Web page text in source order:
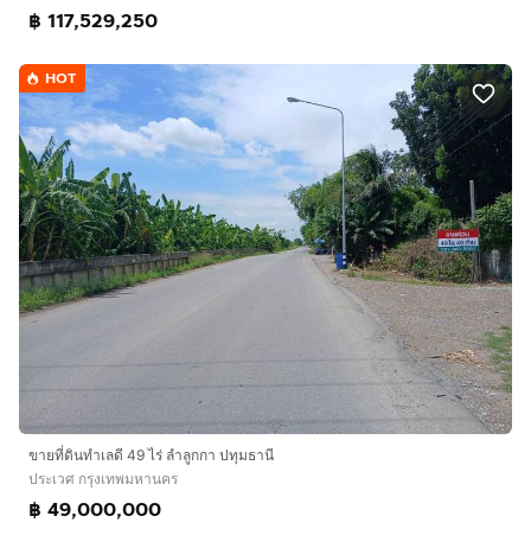
฿ 117,529,250
HOT
ขายที่ดินทำเลดี 49 ไร่ ลำลูกกา ปทุมธานี
ประเวศ กรุงเทพมหานคร
฿ 49,000,000